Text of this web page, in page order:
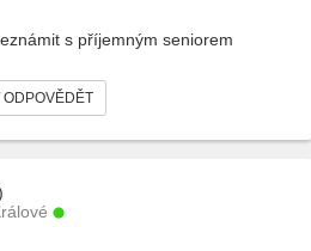
s příjemným seniorem
ODPOVĚDĚT